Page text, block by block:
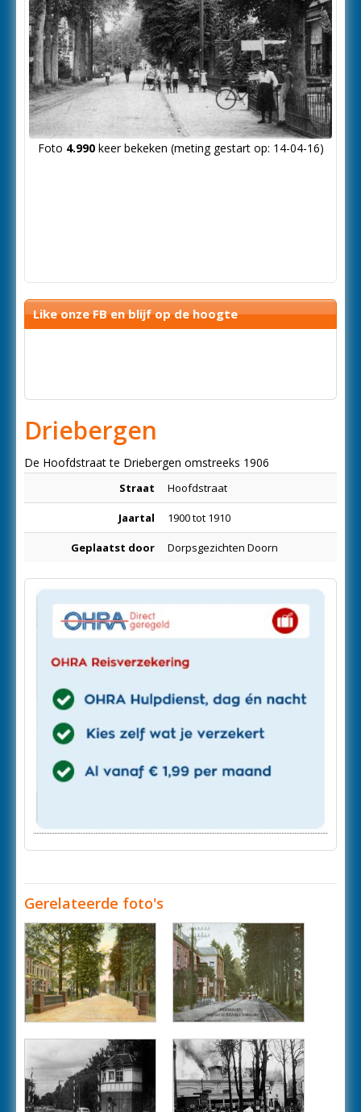
Foto 4.990keer bekeken (meting gestart op: 14-04-16)
Like onze FB en blijf op de hoogte
Driebergen
De Hoofdstraat te Driebergen omstreeks 1906
Straat Hoofdstraat
Jaartal 1900 tot 1910
Geplaatst door Dorpsgezichten Doorn
Gerelateerde foto's